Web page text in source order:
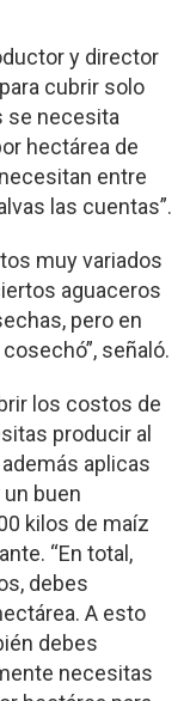
y director
cubrir solo
se necesita
hectárea de
entre
las cuentas”.
muy variados
aguaceros
pero en
señaló.
los costos de
producir al
aplicas
buen
kilos de maíz
“En total,
debes
A esto
debes
necesitas